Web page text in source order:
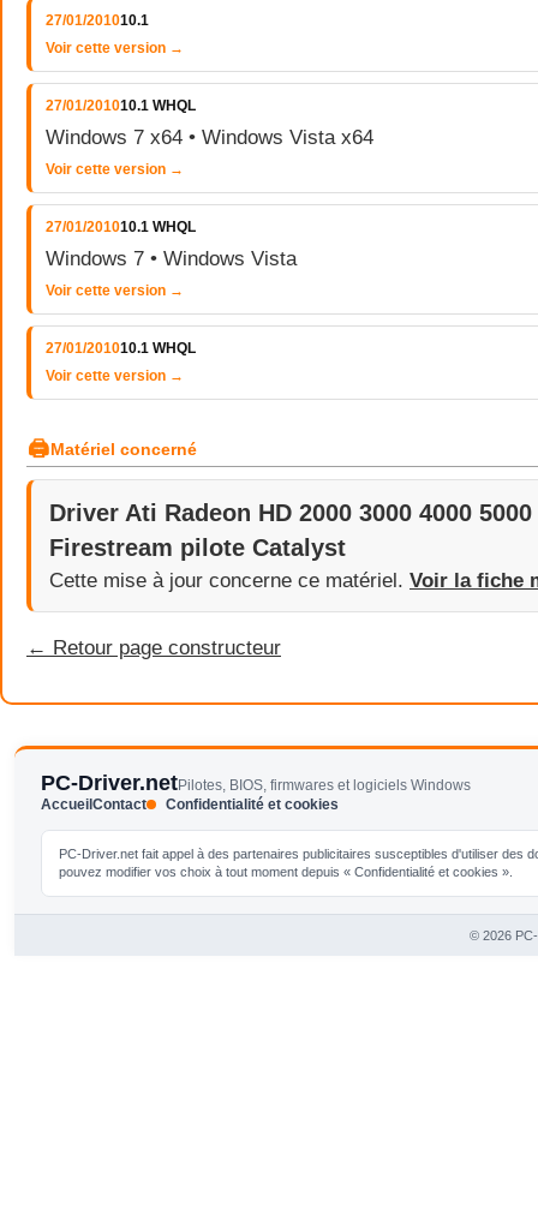
27/01/201010.1
Voir cette version →
27/01/201010.1 WHQL
Windows 7 x64 • Windows Vista x64
Voir cette version →
27/01/201010.1 WHQL
Windows 7 • Windows Vista
Voir cette version →
27/01/201010.1 WHQL
Voir cette version →
🖨Matériel concerné
Driver Ati Radeon HD 2000 3000 4000 5000
Firestream pilote Catalyst
Cette mise à jour concerne ce matériel. Voir la fiche
← Retour page constructeur
PC-Driver.netPilotes, BIOS, firmwares et logiciels Windows
Accueil Contact Confidentialité et cookies
PC-Driver.net fait appel à des partenaires publicitaires susceptibles d'utiliser
pouvez modifier vos choix à tout moment depuis « Confidentialité et cookies ».
© 2026